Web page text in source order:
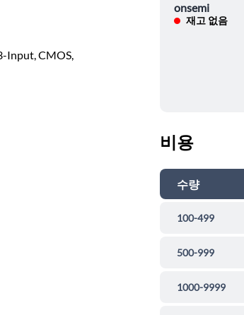
Input, CMOS,
onsemi
재고 없음
비용
수량
100-499
500-999
1000-9999